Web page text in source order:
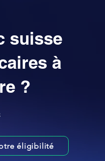
suisse
à
?
éligibilité